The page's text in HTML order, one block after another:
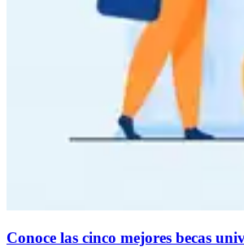
Conoce las cinco mejores becas